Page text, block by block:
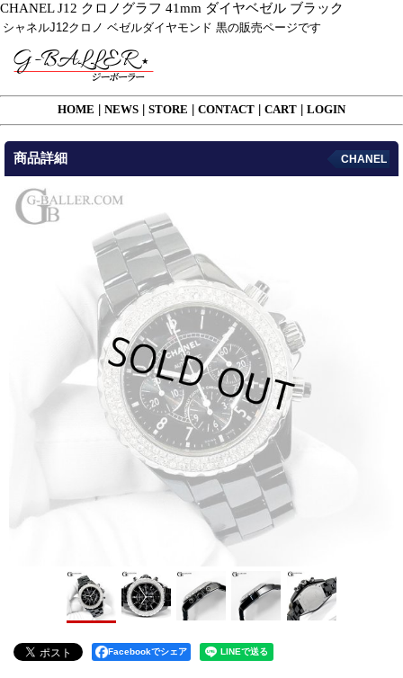
CHANEL J12 クロノグラフ 41mm ダイヤベゼル ブラック
シャネルJ12クロノ ベゼルダイヤモンド 黒の販売ページです
HOME NEWS STORE CONTACT CART LOGIN
商品詳細 CHANEL
Facebookでシェア